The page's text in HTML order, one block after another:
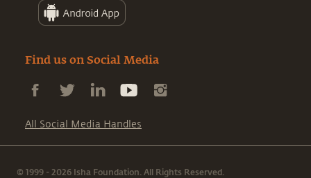
Find us on Social Media
All Social Media Handles
© 1999 - 2026 Isha Foundation. All Rights Reserved.